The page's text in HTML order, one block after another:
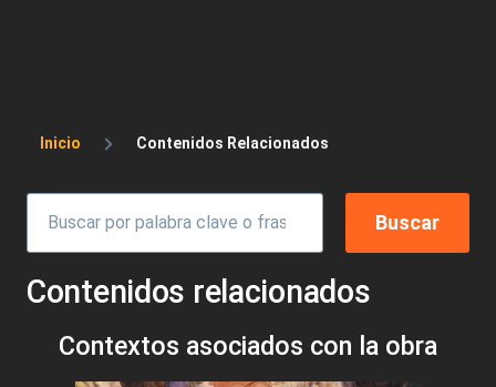
Sobrescribir enlaces de ayuda a la
Inicio Contenidos Relacionados
Contenidos relacionados
Contextos asociados con la obra